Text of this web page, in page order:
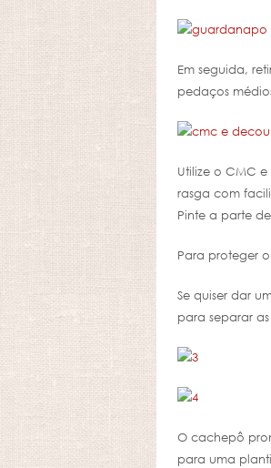
Em seguida,
pedaços
Utilize o CMC
rasga com
Pinte a parte
Para proteger
Se quiser dar
para separar
O cachepô
para uma